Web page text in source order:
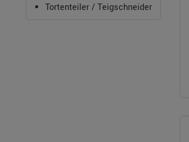
Tortenteiler / Teigschneider